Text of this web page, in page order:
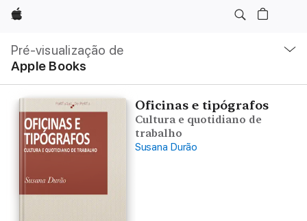
Apple
Pré-visualização de
Apple Books
local
Abrir
menu
Oficinas e tipógrafos
Cultura e quotidiano de
trabalho
Susana Durão